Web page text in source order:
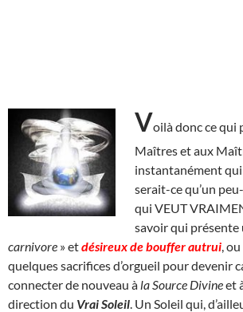
Voilà donc ce qui
Maîtres et aux
instantanément qui
serait-ce qu’un
qui VEUT
savoir qui présente
carnivore » etdésireux debouffer autrui ,
quelques sacrifices d’orgueil pour devenir
connecter de nouveau à la Source Divineet
direction du Vrai Soleil . Un Soleil qui,